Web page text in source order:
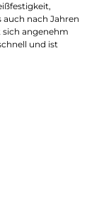
nach Jahren
angenehm
und ist